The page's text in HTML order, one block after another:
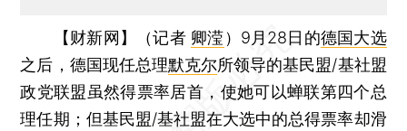
【财新网】（记者 卿滢） 9月28日的德国大选
之后，德国现任总理默克尔所领导的基民盟/基社盟
政党联盟虽然得票率居首，使她可以蝉联第四个总
理任期；但基民盟/基社盟在大选中的总得票率却滑